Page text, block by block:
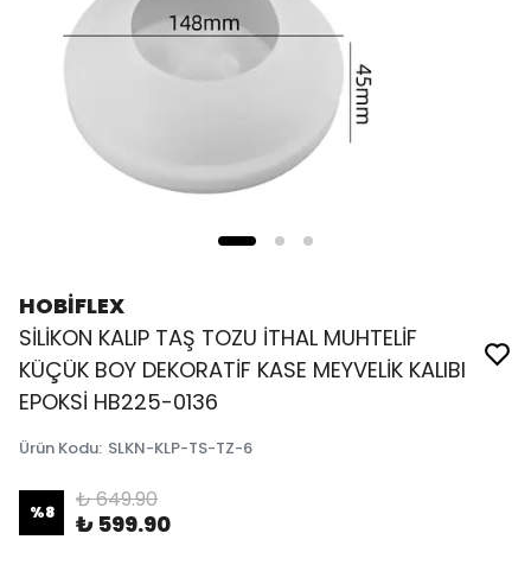
HOBİFLEX
SİLİKON KALIP TAŞ TOZU İTHAL MUHTELİF
KÜÇÜK BOY DEKORATİF KASE MEYVELİK KALIBI
EPOKSİ HB225-0136
Ürün Kodu: SLKN-KLP-TS-TZ-6
%8 ₺ 649.90
₺ 599.90